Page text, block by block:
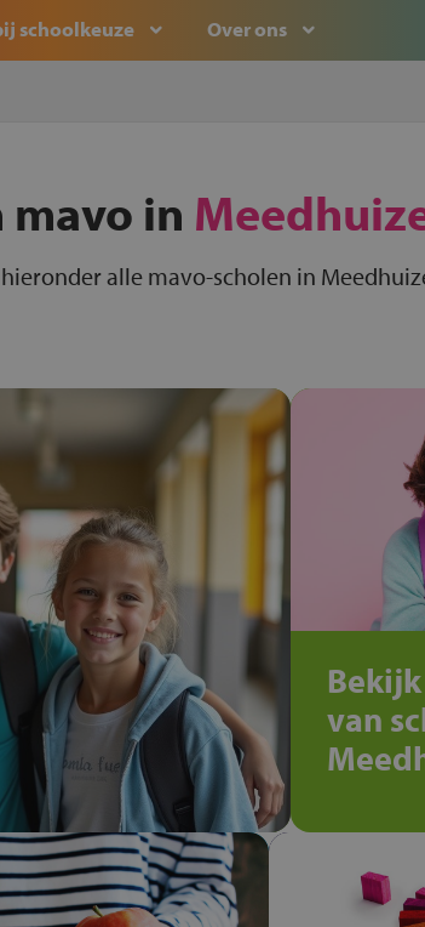
schoolkeuze Over ons
in
alle mavo-scholen in
van